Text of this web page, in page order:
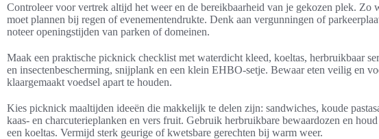
Controleer voor vertrek altijd het weer en de bereikbaarheid van je gekozen plek. Zo
moet plannen bij regen of evenementendrukte. Denk aan vergunningen of
noteer openingstijden van parken of domeinen.
Maak een praktische picknick checklist met waterdicht kleed, koeltas, herbruikbaar
en insectenbescherming, snijplank en een klein EHBO-setje. Bewaar eten veilig en
klaargemaakt voedsel apart te houden.
Kies picknick maaltijden ideeën die makkelijk te delen zijn: sandwiches, koude
kaas- en charcuterieplanken en vers fruit. Gebruik herbruikbare bewaardozen en
een koeltas. Vermijd sterk geurige of kwetsbare gerechten bij warm weer.